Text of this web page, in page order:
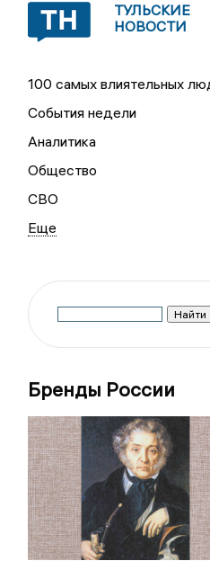
ТУЛЬСКИЕ
НОВОСТИ
100 самых влиятельных
События недели
Аналитика
Общество
СВО
Бренды России